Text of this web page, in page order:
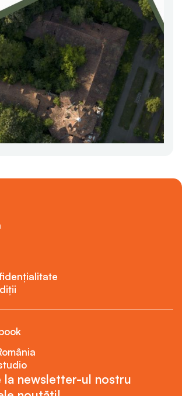
la newsletter-ul nostru